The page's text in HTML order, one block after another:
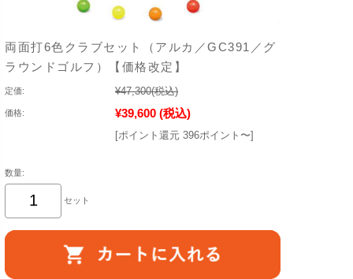
両面打6色クラブセット（アルカ／GC391／グ
ラウンドゴルフ）【価格改定】
定価: ¥47,300(税込)
価格: ¥39,600 (税込)
[ポイント還元 396ポイント〜]
数量:
セット